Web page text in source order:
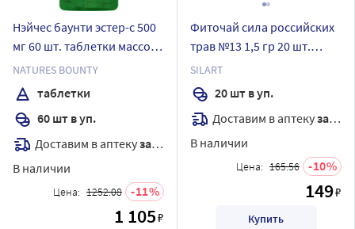
Нэйчес баунти эстер-с 500
мг 60 шт. таблетки массой
1109,154 мг
NATURES BOUNTY
таблетки
60 шт в уп.
Доставим в аптекузавтра
В наличии
Цена: 1252.08 11
1 105₽
Фиточай сила российских
трав №13 1,5 гр 20 шт.
фильтр-пакеты
SILART
20 шт в уп.
Доставим в аптекузавтра
В наличии
Цена: 165.56 10
149₽
Купить